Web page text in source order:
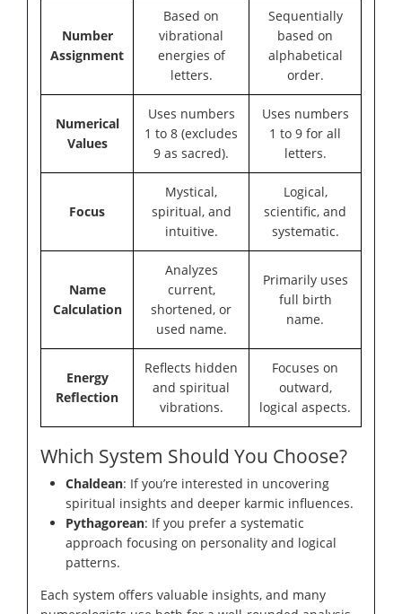
Number
Assignment
Based on
vibrational
energies of
letters.
Sequentially
based on
alphabetical
order.
Numerical
Values
Uses numbers
1 to 8 (excludes
9 as sacred).
Uses numbers
1 to 9 for all
letters.
Focus
Mystical,
spiritual, and
intuitive.
Logical,
scientific, and
systematic.
Name
Calculation
Analyzes
current,
shortened, or
used name.
Primarily uses
full birth
name.
Energy
Reflection
Reflects hidden
and spiritual
vibrations.
Focuses on
outward,
logical aspects.
Which System Should You Choose?
Chaldean: If you’re interested in uncovering
spiritual insights and deeper karmic influences.
Pythagorean: If you prefer a systematic
approach focusing on personality and logical
patterns.
Each system offers valuable insights, and many